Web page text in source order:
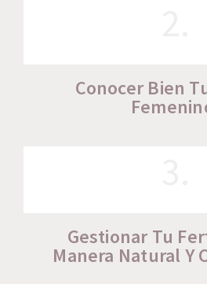
Conocer Bien
Gestionar Tu
Manera Natural Y